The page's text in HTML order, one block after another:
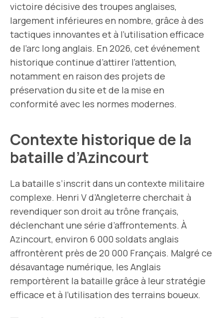
victoire décisive des troupes anglaises,
largement inférieures en nombre, grâce à des
tactiques innovantes et à l’utilisation efficace
de l’arc long anglais. En 2026, cet événement
historique continue d’attirer l’attention,
notamment en raison des projets de
préservation du site et de la mise en
conformité avec les normes modernes.
Contexte historique de la
bataille d’Azincourt
La bataille s’inscrit dans un contexte militaire
complexe. Henri V d’Angleterre cherchait à
revendiquer son droit au trône français,
déclenchant une série d’affrontements. À
Azincourt, environ 6 000 soldats anglais
affrontèrent près de 20 000 Français. Malgré ce
désavantage numérique, les Anglais
remportèrent la bataille grâce à leur stratégie
efficace et à l’utilisation des terrains boueux.